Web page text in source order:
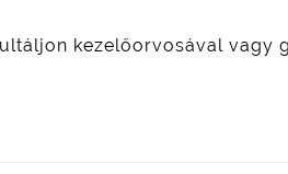
kezelőorvosával vagy